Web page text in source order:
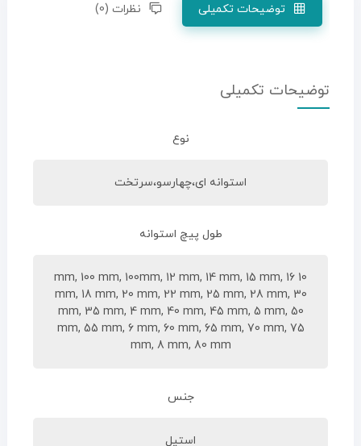
توضیحات تکمیلی نظرات (0)
توضیحات تکمیلی
نوع
استوانه ای،چهارسو،سرتخت
طول پیچ استوانه
10 mm, 100 mm, 100mm, 12 mm, 14 mm, 15 mm, 16
mm, 18 mm, 20 mm, 22 mm, 25 mm, 28 mm, 30
mm, 35 mm, 4 mm, 40 mm, 45 mm, 5 mm, 50
mm, 55 mm, 6 mm, 60 mm, 65 mm, 70 mm, 75
mm, 8 mm, 80 mm
جنس
استیل